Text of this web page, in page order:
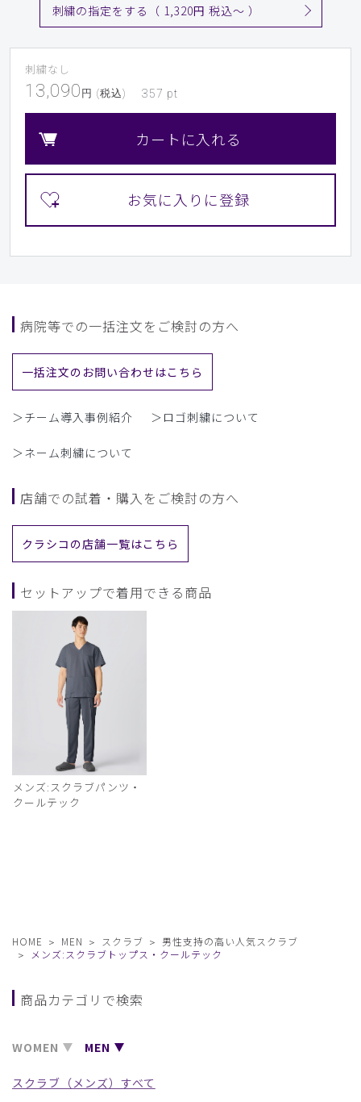
刺繍の指定をする（ 1,320円 税込〜 ）
刺繍なし
13,090 円 (税込) 357 pt
カートに入れる
病院等での一括注文をご検討の方へ
一括注文のお問い合わせはこちら
＞チーム導入事例紹介 ＞ロゴ刺繍について
＞ネーム刺繍について
店舗での試着・購入をご検討の方へ
クラシコの店舗一覧はこちら
セットアップで着用できる商品
メンズ:スクラブパンツ・
クールテック
HOME MEN スクラブ
男性支持の高い人気スクラブ
メンズ:スクラブトップス・クールテック
商品カテゴリで検索
WOMEN MEN
スクラブ（メンズ）すべて